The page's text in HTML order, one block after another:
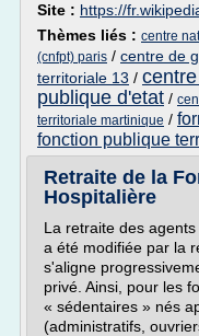
Site : https://
Thèmes liés : centre
(cnfpt) paris / centre de
territoriale 13 /
publique d'etat /
territoriale martinique /
fonction publique
Retraite de la
Hospitalière
La retraite des
a été modifiée par la
s'aligne
privé. Ainsi, pour les
« sédentaires » nés
(administratifs,